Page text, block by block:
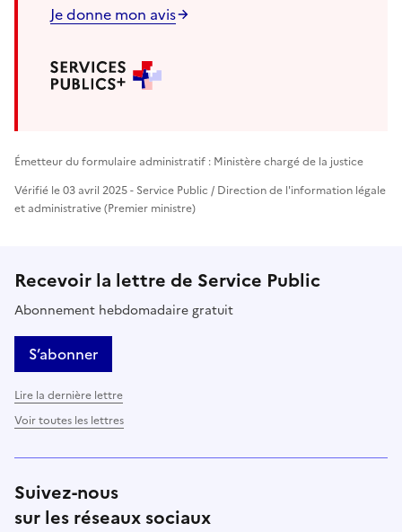
Je donne mon avis
Émetteur du formulaire administratif : Ministère chargé de la justice
Vérifié le 03 avril 2025 - Service Public / Direction de l'information légale
et administrative (Premier ministre)
Recevoir la lettre de Service Public
Abonnement hebdomadaire gratuit
S’abonner
Lire la dernière lettre
Voir toutes les lettres
Suivez-nous
sur les réseaux sociaux